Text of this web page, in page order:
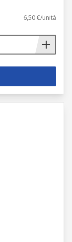
6,50 €/unità